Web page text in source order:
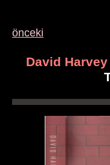
önceki
David Harvey